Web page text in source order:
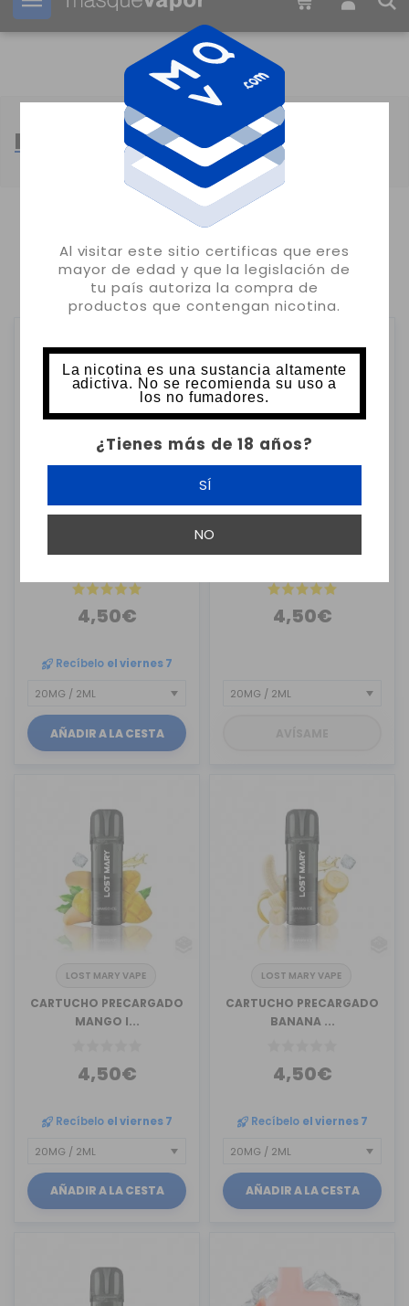
Al visitar este sitio certificas que eres
mayor de edad y que la legislación de
tu país autoriza la compra de
productos que contengan nicotina.
La nicotina es una sustancia altamente
adictiva. No se recomienda su uso a
los no fumadores.
¿Tienes más de 18 años?
SÍ
NO
Tu pedido puede ser enviado en 02m:
LOST MARY VAPE
MOSTRANDO 1-24 DE 130 ARTÍCULO(S)
1 2 3 … 6
LOST MARY VAPE
4,50€
Recíbelo el viernes 7
AÑADIR A LA CESTA
LOST MARY VAPE
4,50€
LOST MARY VAPE
CARTUCHO PRECARGADO
MANGO I...
4,50€
Recíbelo el viernes 7
AÑADIR A LA CESTA
LOST MARY VAPE
CARTUCHO PRECARGADO
BANANA ...
4,50€
Recíbelo el viernes 7
AÑADIR A LA CESTA